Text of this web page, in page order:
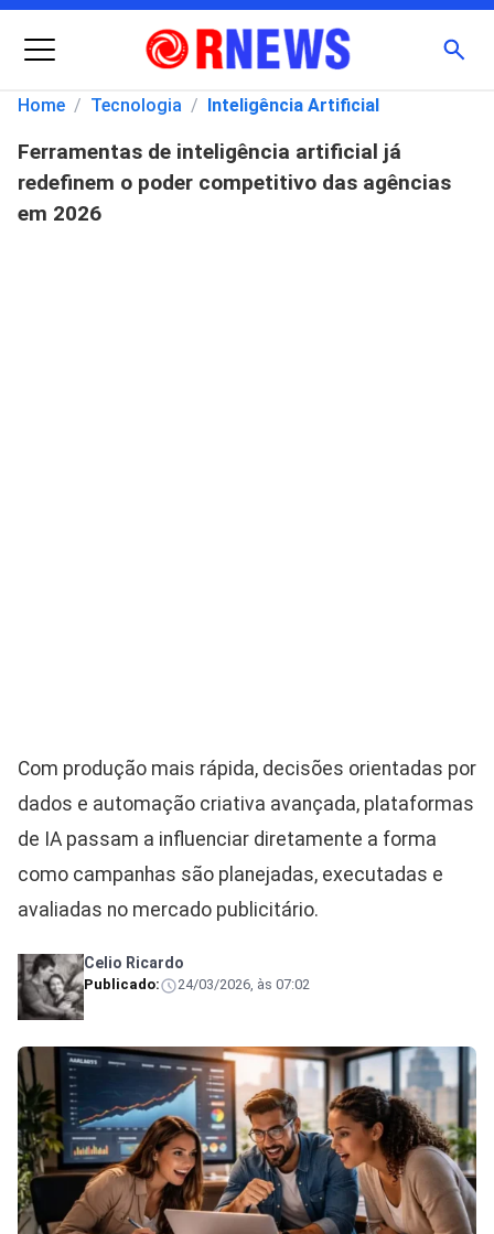
Menu
Pesquisar
por:
Home / Tecnologia / Inteligência Artificial
Ferramentas de inteligência artificial já
redefinem o poder competitivo das agências
em 2026
Com produção mais rápida, decisões orientadas por
dados e automação criativa avançada, plataformas
de IA passam a influenciar diretamente a forma
como campanhas são planejadas, executadas e
avaliadas no mercado publicitário.
Celio Ricardo
Publicado: 24/03/2026, às 07:02